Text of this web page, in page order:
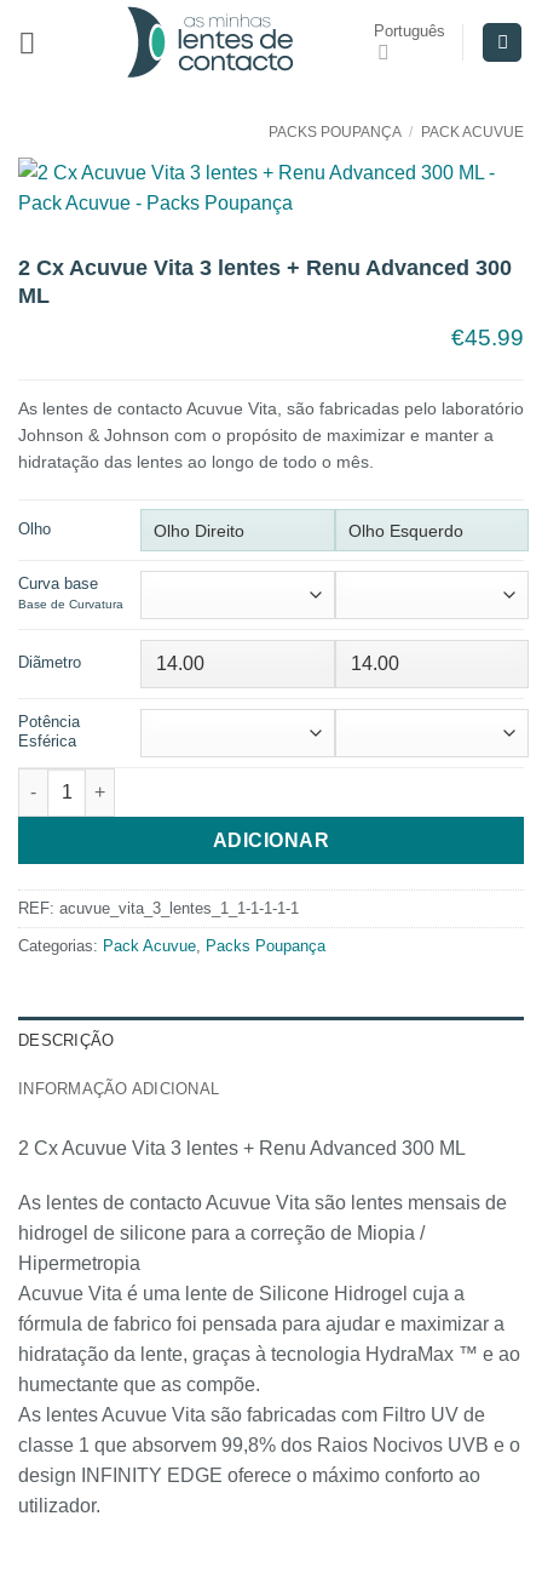
Português
PACKS POUPANÇA / PACK ACUVUE
2 Cx Acuvue Vita 3 lentes + Renu Advanced 300
ML
€45.99
As lentes de contacto Acuvue Vita, são fabricadas pelo laboratório
Johnson & Johnson com o propósito de maximizar e manter a
hidratação das lentes ao longo de todo o mês.
Olho Olho Esquerdo
Olho Direito
Curva base
Base de Curvatura
Diãmetro
Potência
Esférica
Quantidade de 2 Cx Acuvue Vita 3 lentes + Renu Advanced 300 ML
ADICIONAR
REF: acuvue_vita_3_lentes_1_1-1-1-1-1
Categorias: Pack Acuvue Packs Poupança
DESCRIÇÃO
INFORMAÇÃO ADICIONAL
2 Cx Acuvue Vita 3 lentes + Renu Advanced 300 ML
As lentes de contacto Acuvue Vita são lentes mensais de
hidrogel de silicone para a correção de Miopia /
Hipermetropia
Acuvue Vita é uma lente de Silicone Hidrogel cuja a
fórmula de fabrico foi pensada para ajudar e maximizar a
hidratação da lente, graças à tecnologia HydraMax ™ e ao
humectante que as compõe.
As lentes Acuvue Vita são fabricadas com Filtro UV de
classe 1 que absorvem 99,8% dos Raios Nocivos UVB e o
design INFINITY EDGE oferece o máximo conforto ao
utilizador.